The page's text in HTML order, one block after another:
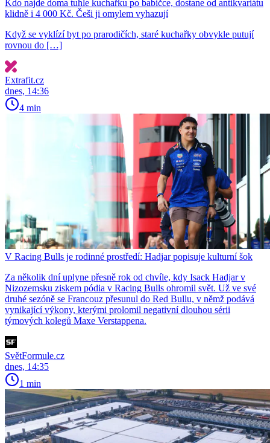
Kdo najde doma tuhle kuchařku po babičce, dostane od antikvariátu
klidně i 4 000 Kč. Češi ji omylem vyhazují
Když se vyklízí byt po prarodičích, staré kuchařky obvykle putují
rovnou do […]
Extrafit.cz
dnes, 14:36
4 min
V Racing Bulls je rodinné prostředí: Hadjar popisuje kulturní šok
Za několik dní uplyne přesně rok od chvíle, kdy Isack Hadjar v
Nizozemsku ziskem pódia v Racing Bulls ohromil svět. Už ve své
druhé sezóně se Francouz přesunul do Red Bullu, v němž podává
vynikající výkony, kterými prolomil negativní dlouhou sérii
týmových kolegů Maxe Verstappena.
SvětFormule.cz
dnes, 14:35
1 min